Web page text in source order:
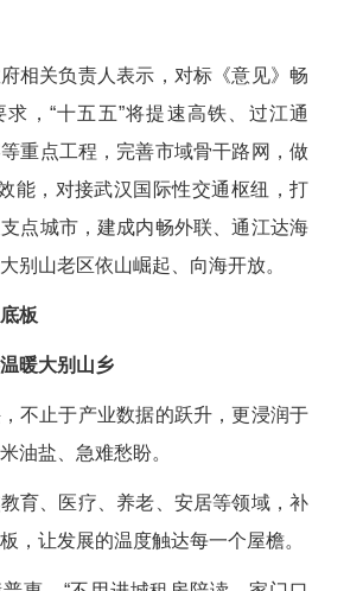
相关负责人表示，对标《意见》畅
，“十五五”将提速高铁、过江通
重点工程，完善市域骨干路网，做
能，对接武汉国际性交通枢纽，打
点城市，建成内畅外联、通江达海
别山老区依山崛起、向海开放。
板
暖大别山乡
不止于产业数据的跃升，更浸润于
油盐、急难愁盼。
育、医疗、养老、安居等领域，补
，让发展的温度触达每一个屋檐。